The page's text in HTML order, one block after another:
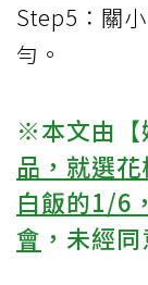
Step5：關
勻。
※本文由【
品，就選
白飯的1/6
會 ，未經